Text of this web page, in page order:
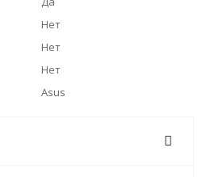
Нет
Нет
Нет
Asus